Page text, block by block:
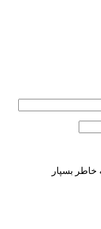
خاطر بسپار